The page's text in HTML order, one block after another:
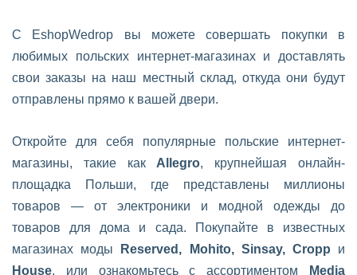
С EshopWedrop вы можете совершать покупки в
любимых польских интернет-магазинах и доставлять
свои заказы на наш местный склад, откуда они будут
отправлены прямо к вашей двери.
Откройте для себя популярные польские интернет-
магазины, такие как Allegro, крупнейшая онлайн-
площадка Польши, где представлены миллионы
товаров — от электроники и модной одежды до
товаров для дома и сада. Покупайте в известных
магазинах моды
Reserved, Mohito, Sinsay, Cropp и
House, или ознакомьтесь с ассортиментом
Media